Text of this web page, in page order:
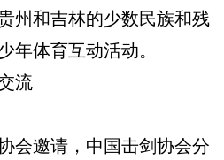
州和吉林的少数民族和残
年体育互动活动。
流
邀请，中国击剑协会分